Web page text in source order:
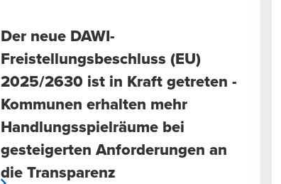
Der neue DAWI-
Freistellungsbeschluss (EU)
2025/2630 ist in Kraft getreten -
Kommunen erhalten mehr
Handlungsspielräume bei
gesteigerten Anforderungen an
die Transparenz